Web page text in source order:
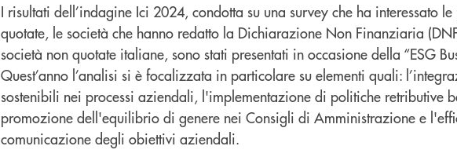
I risultati dell’indagine Ici 2024, condotta su una survey che ha interessato
quotate, le società che hanno redatto la Dichiarazione Non Finanziaria
società non quotate italiane, sono stati presentati in occasione della “ESG
Quest’anno l’analisi si è focalizzata in particolare su elementi quali:
sostenibili nei processi aziendali, l'implementazione di politiche retributive
promozione dell'equilibrio di genere nei Consigli di Amministrazione e
comunicazione degli obiettivi aziendali.